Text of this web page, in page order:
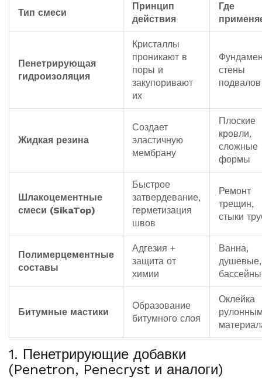
Тип смеси
Принцип
действия
Где
Пенетрирующая
гидроизоляция
Кристаллы
проникают в
поры и
закупоривают
их
стены
подвалов
Жидкая резина
Создает
эластичную
мембрану
Плоские
кровли,
сложные
формы
Шлакоцементные
смеси (SikaTop)
Быстрое
затвердевание,
герметизация
швов
Ремонт
трещин,
стыки
Полимерцементные
составы
Адгезия +
защита от
химии
Ванна,
душевые,
бассейны
Битумные мастики
Образование
битумного слоя
Оклейка
1. Пенетрирующие добавки
(Penetron, Penecryst и аналоги)